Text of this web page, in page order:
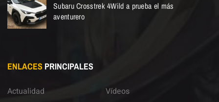
Subaru Crosstrek 4Wild a prueba el más
aventurero
ENLACES PRINCIPALES
Actualidad
Vídeos